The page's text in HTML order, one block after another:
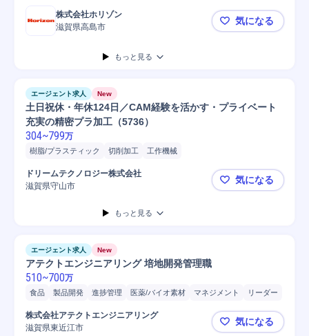
株式会社ホリゾン
滋賀県高島市
【滋賀/機械
気になる
もっと見る
エージェント求人 New
土日祝休・年休124日／CAM経験を活かす・プライベート
充実の精密プラ加工（5736）
304~799万
樹脂/プラスティック 切削加工 工作機械
ドリームテクノロジー株式会社
滋賀県守山市
土日祝休・
気になる
もっと見る
エージェント求人 New
アテクトエンジニアリング 培地開発管理職
510~700万
食品 製品開発 進捗管理 医薬/バイオ素材 マネジメント
リーダー
管理職
株式会社アテクトエンジニアリング
滋賀県東近江市
アテクトエ
気になる